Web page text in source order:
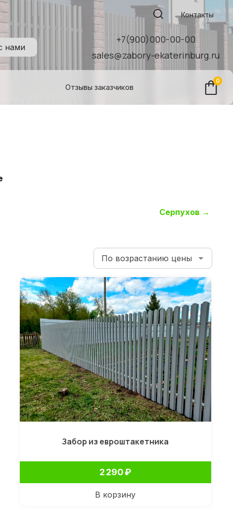
Поиск:
Контакты
нами
+7(900)000-00-00
sales@zabory-ekaterinburg.ru
Отзывы заказчиков
0
Серпухов →
Забор из евроштакетника
2 290₽
В корзину